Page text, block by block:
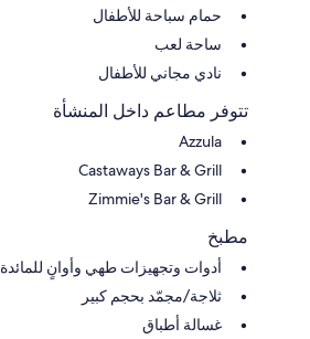
حمام سباحة للأطفال
ساحة لعب
نادي مجاني للأطفال
تتوفر مطاعم داخل المنشأة
Azzula
Castaways Bar & Grill
Zimmie's Bar & Grill
مطبخ
أدوات وتجهيزات طهي وأوانٍ للمائدة
ثلاجة/مجمّد بحجم كبير
غسالة أطباق